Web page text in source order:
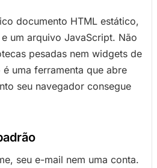
documento HTML estático,
um arquivo JavaScript. Não
pesadas nem widgets de
uma ferramenta que abre
seu navegador consegue
seu e-mail nem uma conta.